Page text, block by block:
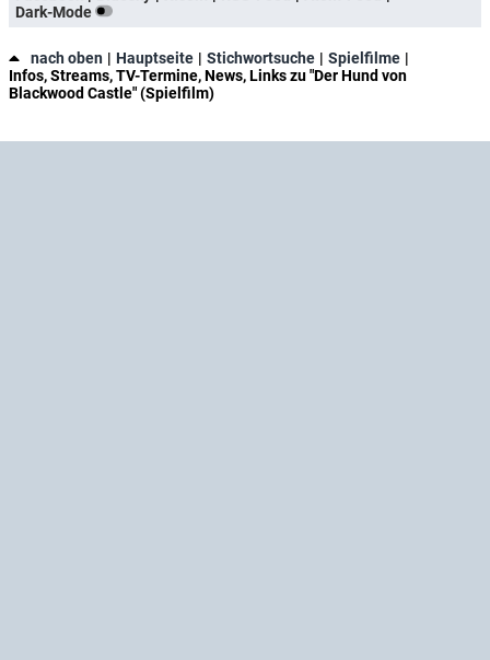
Dark-Mode
nach oben Hauptseite Stichwortsuche
Spielfilme
Infos, Streams, TV-Termine, News, Links zu "Der Hund von
Blackwood Castle" (Spielfilm)